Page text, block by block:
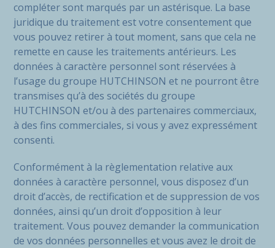
compléter sont marqués par un astérisque. La base
juridique du traitement est votre consentement que
vous pouvez retirer à tout moment, sans que cela ne
remette en cause les traitements antérieurs. Les
données à caractère personnel sont réservées à
l’usage du groupe HUTCHINSON et ne pourront être
transmises qu’à des sociétés du groupe
HUTCHINSON et/ou à des partenaires commerciaux,
à des fins commerciales, si vous y avez expressément
consenti.
Conformément à la règlementation relative aux
données à caractère personnel, vous disposez d’un
droit d’accès, de rectification et de suppression de vos
données, ainsi qu’un droit d’opposition à leur
traitement. Vous pouvez demander la communication
de vos données personnelles et vous avez le droit de